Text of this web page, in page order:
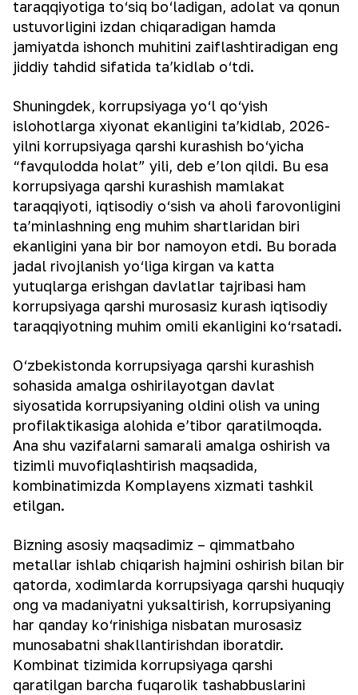
taraqqiyotiga to‘siq bo‘ladigan, adolat va qonun
ustuvorligini izdan chiqaradigan hamda
jamiyatda ishonch muhitini zaiflashtiradigan eng
jiddiy tahdid sifatida ta’kidlab o‘tdi.
Shuningdek, korrupsiyaga yo‘l qo‘yish
islohotlarga xiyonat ekanligini ta’kidlab, 2026-
yilni korrupsiyaga qarshi kurashish bo‘yicha
“favqulodda holat” yili, deb e’lon qildi. Bu esa
korrupsiyaga qarshi kurashish mamlakat
taraqqiyoti, iqtisodiy o‘sish va aholi farovonligini
ta’minlashning eng muhim shartlaridan biri
ekanligini yana bir bor namoyon etdi. Bu borada
jadal rivojlanish yo‘liga kirgan va katta
yutuqlarga erishgan davlatlar tajribasi ham
korrupsiyaga qarshi murosasiz kurash iqtisodiy
taraqqiyotning muhim omili ekanligini ko‘rsatadi.
O‘zbekistonda korrupsiyaga qarshi kurashish
sohasida amalga oshirilayotgan davlat
siyosatida korrupsiyaning oldini olish va uning
profilaktikasiga alohida e’tibor qaratilmoqda.
Ana shu vazifalarni samarali amalga oshirish va
tizimli muvofiqlashtirish maqsadida,
kombinatimizda Komplayens xizmati tashkil
etilgan.
Bizning asosiy maqsadimiz – qimmatbaho
metallar ishlab chiqarish hajmini oshirish bilan bir
qatorda, xodimlarda korrupsiyaga qarshi huquqiy
ong va madaniyatni yuksaltirish, korrupsiyaning
har qanday ko‘rinishiga nisbatan murosasiz
munosabatni shakllantirishdan iboratdir.
Kombinat tizimida korrupsiyaga qarshi
qaratilgan barcha fuqarolik tashabbuslarini